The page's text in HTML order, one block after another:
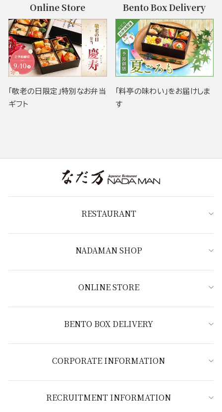
Online Store
「敬老の日限定」特別なお弁当
ギフト
Bento Box Delivery
「料亭の味わい」をお届けしま
す
RESTAURANT
NADAMAN SHOP
ONLINE STORE
BENTO BOX DELIVERY
CORPORATE INFORMATION
RECRUITMENT INFORMATION